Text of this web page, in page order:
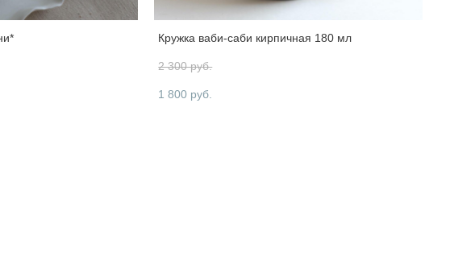
Кружка ваби-саби кирпичная 180 мл
2 300 pуб.
1 800 pуб.